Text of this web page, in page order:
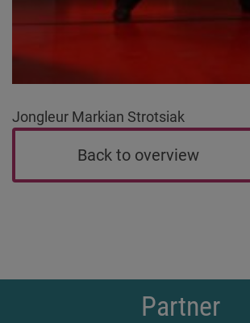
Jongleur Markian Strotsiak
Back to overview
Partner